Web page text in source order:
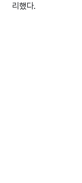
리했다.